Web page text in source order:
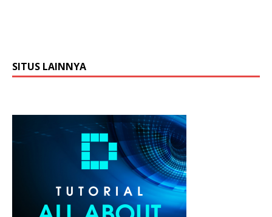
SITUS LAINNYA